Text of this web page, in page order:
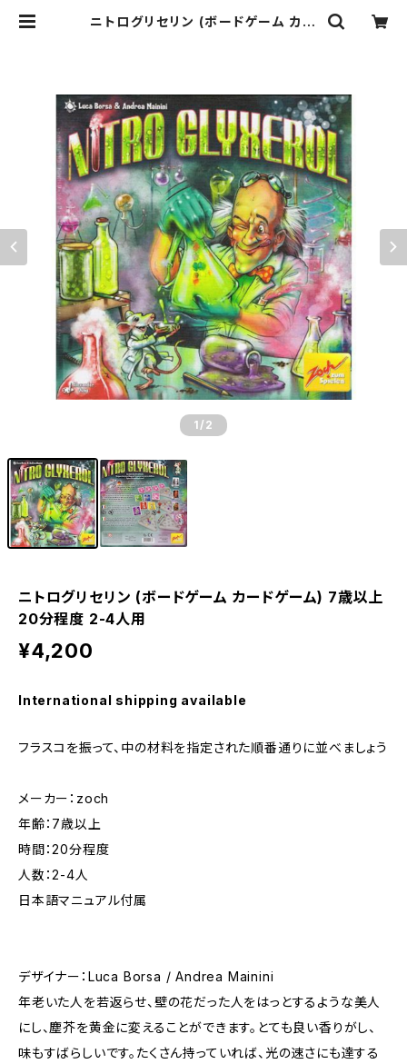
ニトログリセリン (ボードゲーム カー
1 /2
ニトログリセリン (ボードゲーム カードゲーム) 7歳以上
20分程度 2-4人用
¥4,200
International shipping available
フラスコを振って、中の材料を指定された順番通りに並べましょう
メーカー：zoch
年齢：7歳以上
時間：20分程度
人数：2-4人
日本語マニュアル付属
デザイナー：Luca Borsa / Andrea Mainini
年老いた人を若返らせ、壁の花だった人をはっとするような美人
にし、塵芥を黄金に変えることができます。とても良い香りがし、
味もすばらしいです。たくさん持っていれば、光の速さにも達する